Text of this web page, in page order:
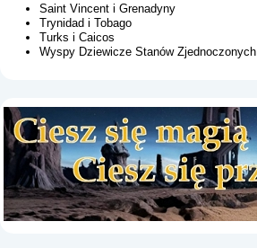
Saint Vincent i Grenadyny
Trynidad i Tobago
Turks i Caicos
Wyspy Dziewicze Stanów Zjednoczonych